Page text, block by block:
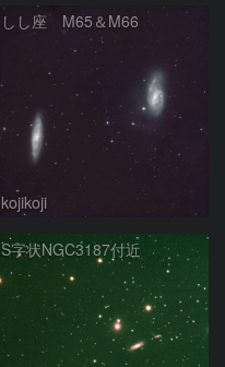
しし座 M65＆M66
kojikoji
S字状NGC3187付近